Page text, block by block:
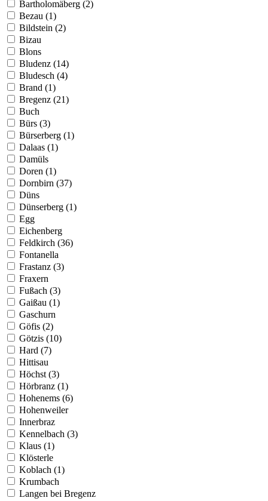
Bartholomäberg (2)
Bezau (1)
Bildstein (2)
Bizau
Blons
Bludenz (14)
Bludesch (4)
Brand (1)
Bregenz (21)
Buch
Bürs (3)
Bürserberg (1)
Dalaas (1)
Damüls
Doren (1)
Dornbirn (37)
Düns
Dünserberg (1)
Egg
Eichenberg
Feldkirch (36)
Fontanella
Frastanz (3)
Fraxern
Fußach (3)
Gaißau (1)
Gaschurn
Göfis (2)
Götzis (10)
Hard (7)
Hittisau
Höchst (3)
Hörbranz (1)
Hohenems (6)
Hohenweiler
Innerbraz
Kennelbach (3)
Klaus (1)
Klösterle
Koblach (1)
Krumbach
Langen bei Bregenz